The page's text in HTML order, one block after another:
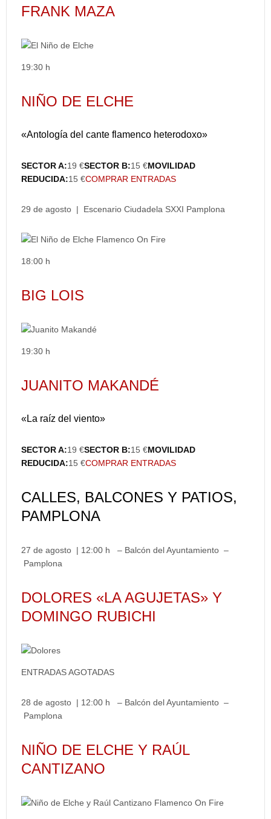
FRANK MAZA
19:30 h
NIÑO DE ELCHE
«Antología del cante flamenco heterodoxo»
SECTOR A:19 €SECTOR B:15 €MOVILIDAD
REDUCIDA:15 €COMPRAR ENTRADAS
29 de agosto | Escenario Ciudadela SXXI Pamplona
18:00 h
BIG LOIS
19:30 h
JUANITO MAKANDÉ
«La raíz del viento»
SECTOR A:19 €SECTOR B:15 €MOVILIDAD
REDUCIDA:15 €COMPRAR ENTRADAS
CALLES, BALCONES Y PATIOS,
PAMPLONA
27 de agosto | 12:00 h – Balcón del Ayuntamiento –
Pamplona
DOLORES «LA AGUJETAS» Y
DOMINGO RUBICHI
ENTRADAS AGOTADAS
28 de agosto | 12:00 h – Balcón del Ayuntamiento –
Pamplona
NIÑO DE ELCHE Y RAÚL
CANTIZANO